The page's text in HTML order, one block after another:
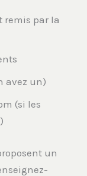
remis par la
avez un)
(si les
un